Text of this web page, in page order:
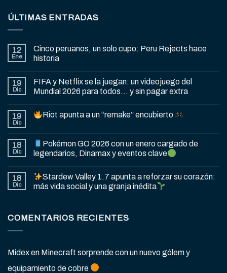
ÚLTIMAS ENTRADAS
12
Ene
Cinco peruanos, un solo cupo: Peru Rejects hace
historia
19
Dic
FIFA y Netflix se la juegan: un videojuego del
Mundial 2026 para todos… y sin pagar extra
19
Dic
Riot apunta a un “remake” encubierto
18
Dic
Pokémon GO 2026 con un enero cargado de
legendarios, Dinamax y eventos clave
18
Dic
Stardew Valley 1.7 apunta a reforzar su corazón:
más vida social y una granja inédita
COMENTARIOS RECIENTES
Midexen Minecraft sorprende con un nuevo gólem y
equipamiento de cobre